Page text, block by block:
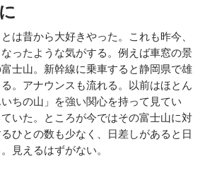
は昔から大好きやった。これも昨今、
ったような気がする。例えば車窓の景
士山。新幹線に乗車すると静岡県で雄
。アナウンスも流れる。以前はほとん
ちの山」を強い関心を持って見てい
いた。ところが今ではその富士山に対
ひとの数も少なく、日差しがあると日
見えるはずがない。